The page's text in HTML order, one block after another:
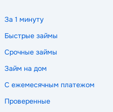
За 1 минуту
Быстрые займы
Срочные займы
Займ на дом
С ежемесячным платежом
Проверенные